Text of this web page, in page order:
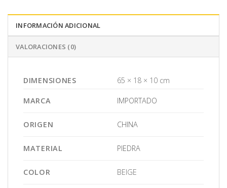
INFORMACIÓN ADICIONAL
VALORACIONES (0)
DIMENSIONES 65 × 18 × 10 cm
MARCA IMPORTADO
ORIGEN CHINA
MATERIAL PIEDRA
COLOR BEIGE